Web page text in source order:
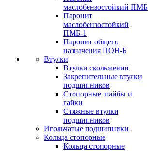
маслобензостойкий ПМБ
Паронит
маслобензостойкий
ПМБ-1
Паронит общего
назначения ПОН-Б
Втулки
Втулки скольжения
Закрепительные втулки
подшипников
Стопорные шайбы и
гайки
Стяжные втулки
подшипников
Игольчатые подшипники
Кольца стопорные
Кольца стопорные